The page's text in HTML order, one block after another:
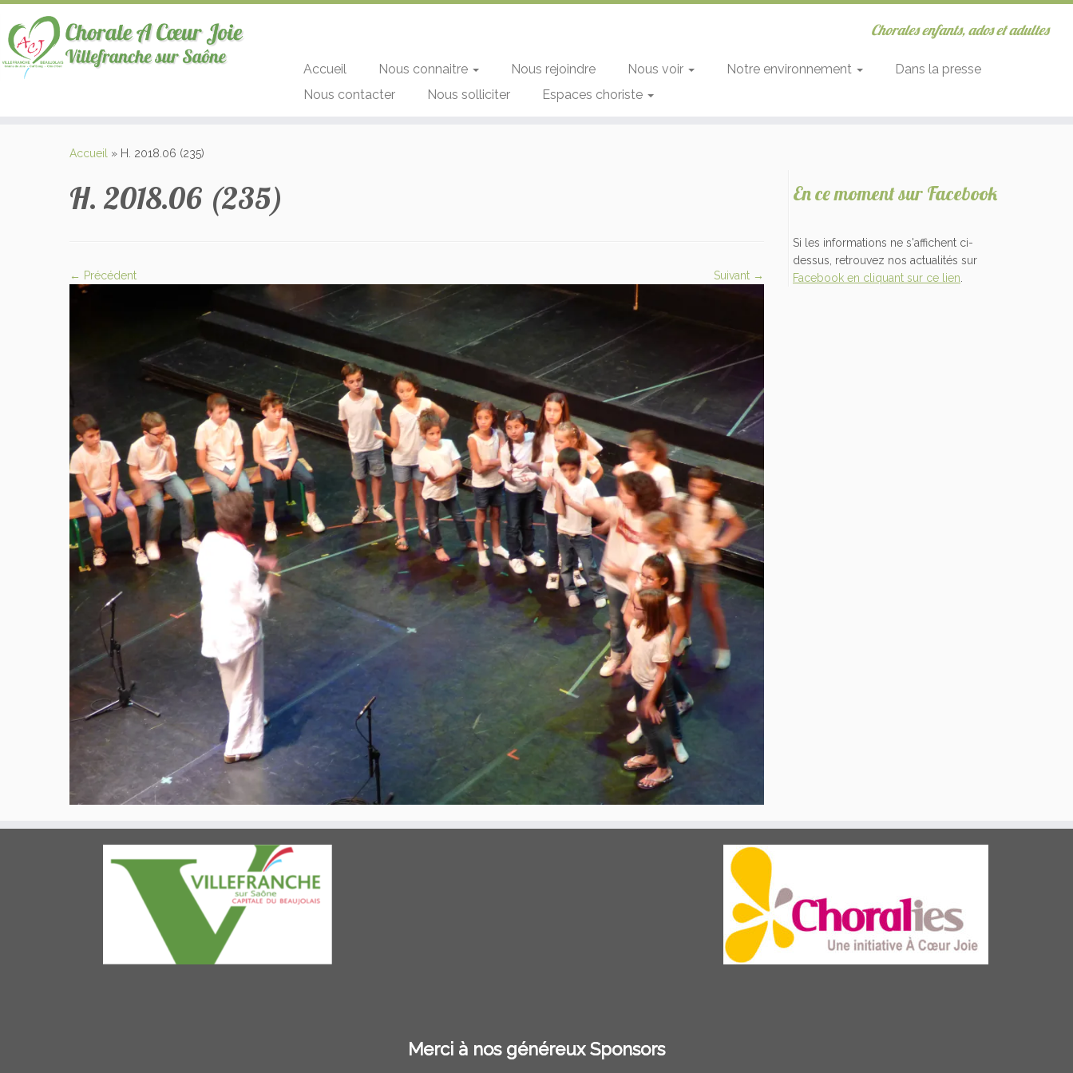
Chorales enfants, ados et adultes
Accueil Nous connaitre Nous rejoindre Nous voir Notre environnement
Dans la presse
Nous contacter
Nous solliciter Espaces choriste
Accueil » H. 2018.06 (235)
H. 2018.06 (235)
← Précédent Suivant →
En ce moment sur Facebook
Si les informations ne s'affichent ci-
dessus, retrouvez nos actualités sur
Facebook en cliquant sur ce lien
Merci à nos généreux Sponsors